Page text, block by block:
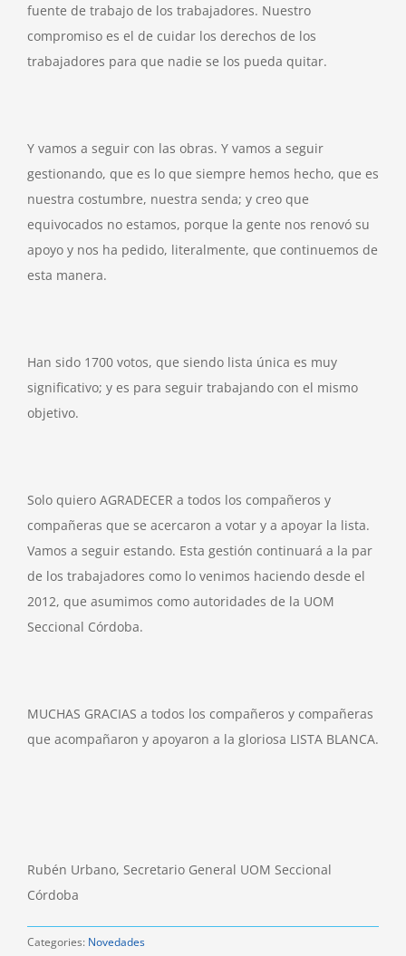
fuente de trabajo de los trabajadores. Nuestro
compromiso es el de cuidar los derechos de los
trabajadores para que nadie se los pueda quitar.
Y vamos a seguir con las obras. Y vamos a seguir
gestionando, que es lo que siempre hemos hecho, que es
nuestra costumbre, nuestra senda; y creo que
equivocados no estamos, porque la gente nos renovó su
apoyo y nos ha pedido, literalmente, que continuemos de
esta manera.
Han sido 1700 votos, que siendo lista única es muy
significativo; y es para seguir trabajando con el mismo
objetivo.
Solo quiero AGRADECER a todos los compañeros y
compañeras que se acercaron a votar y a apoyar la lista.
Vamos a seguir estando. Esta gestión continuará a la par
de los trabajadores como lo venimos haciendo desde el
2012, que asumimos como autoridades de la UOM
Seccional Córdoba.
MUCHAS GRACIAS a todos los compañeros y compañeras
que acompañaron y apoyaron a la gloriosa LISTA BLANCA.
Rubén Urbano, Secretario General UOM Seccional
Córdoba
Categories: Novedades